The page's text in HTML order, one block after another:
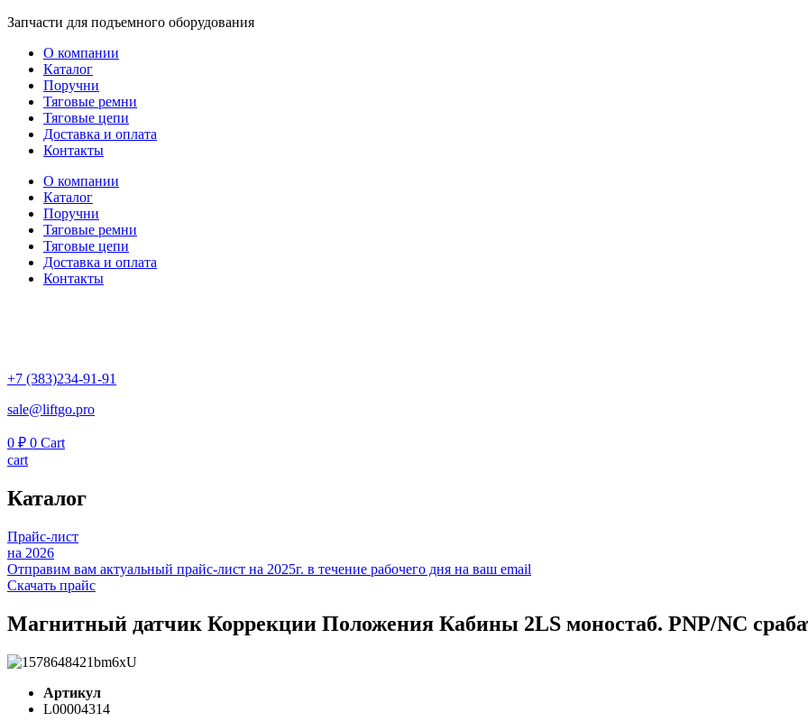
Перейти
содержимому
Запчасти для подъемного оборудования
О компании
Каталог
Поручни
Тяговые ремни
Тяговые цепи
Доставка и оплата
Контакты
О компании
Каталог
Поручни
Тяговые ремни
Тяговые цепи
Доставка и оплата
Контакты
+7 (383)234-91-91
sale@liftgo.pro
0 ₽ 0 Cart
cart
Каталог
Прайс-лист
на 2026
Отправим вам актуальный прайс-лист на 2025г. в течение рабочего дня на ваш email
Скачать прайс
Магнитный датчик Коррекции Положения Кабины 2LS моностаб. PNP/NC
Артикул
L00004314